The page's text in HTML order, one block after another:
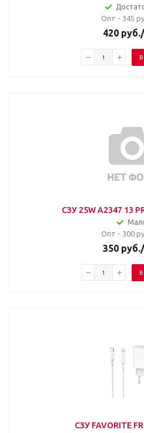
Опт - 345
420 руб.
СЗУ 25W A2347 13
Опт - 300
350 руб.
СЗУ FAVORITE